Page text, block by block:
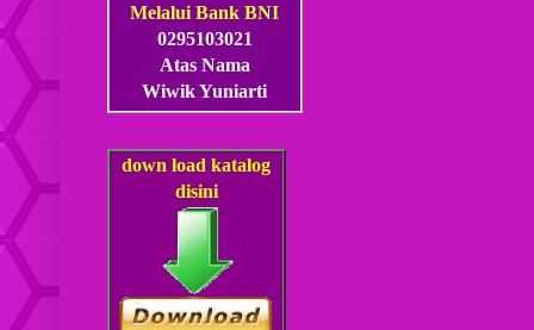
Melalui Bank BNI
0295103021
Atas Nama
Wiwik Yuniarti
down load katalog
disini